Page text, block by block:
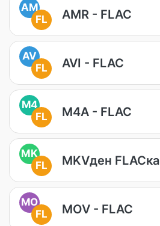
AM
FL
AMR - FLAC
AV
FL
AVI - FLAC
M4
FL
M4A - FLAC
MK
FL
MKVден FLACка
MO
FL
MOV - FLAC